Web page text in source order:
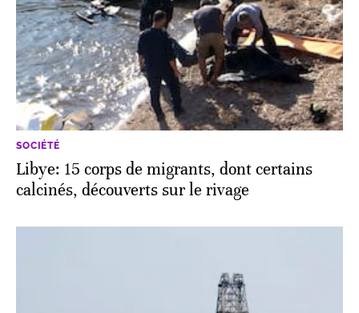
SOCIÉTÉ
Libye: 15 corps de migrants, dont certains
calcinés, découverts sur le rivage